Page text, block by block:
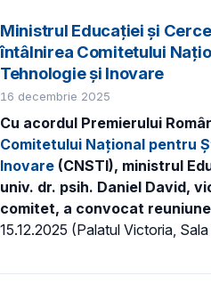
Ministrul Educației și
întâlnirea Comitetului
Tehnologie și Inovare
16 decembrie 2025
Cu acordul Premierului
Comitetului Național pentru
Inovare (CNSTI), ministrul
univ. dr. psih. Daniel David,
comitet, a convocat
15.12.2025 (Palatul Victoria,